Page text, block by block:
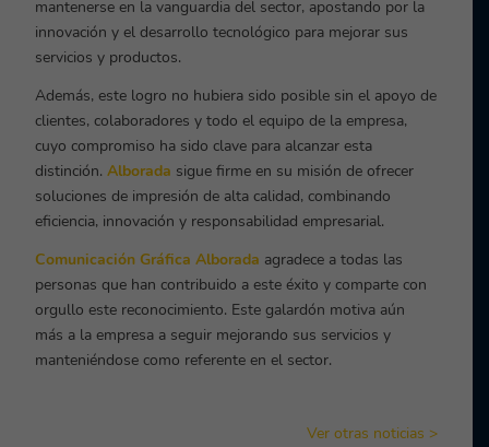
mantenerse en la vanguardia del sector, apostando por la
innovación y el desarrollo tecnológico para mejorar sus
servicios y productos.
Además, este logro no hubiera sido posible sin el apoyo de
clientes, colaboradores y todo el equipo de la empresa,
cuyo compromiso ha sido clave para alcanzar esta
distinción.Alborada sigue firme en su misión de ofrecer
soluciones de impresión de alta calidad, combinando
eficiencia, innovación y responsabilidad empresarial.
Comunicación Gráfica Alborada agradece a todas las
personas que han contribuido a este éxito y comparte con
orgullo este reconocimiento. Este galardón motiva aún
más a la empresa a seguir mejorando sus servicios y
manteniéndose como referente en el sector.
Ver otras noticias >